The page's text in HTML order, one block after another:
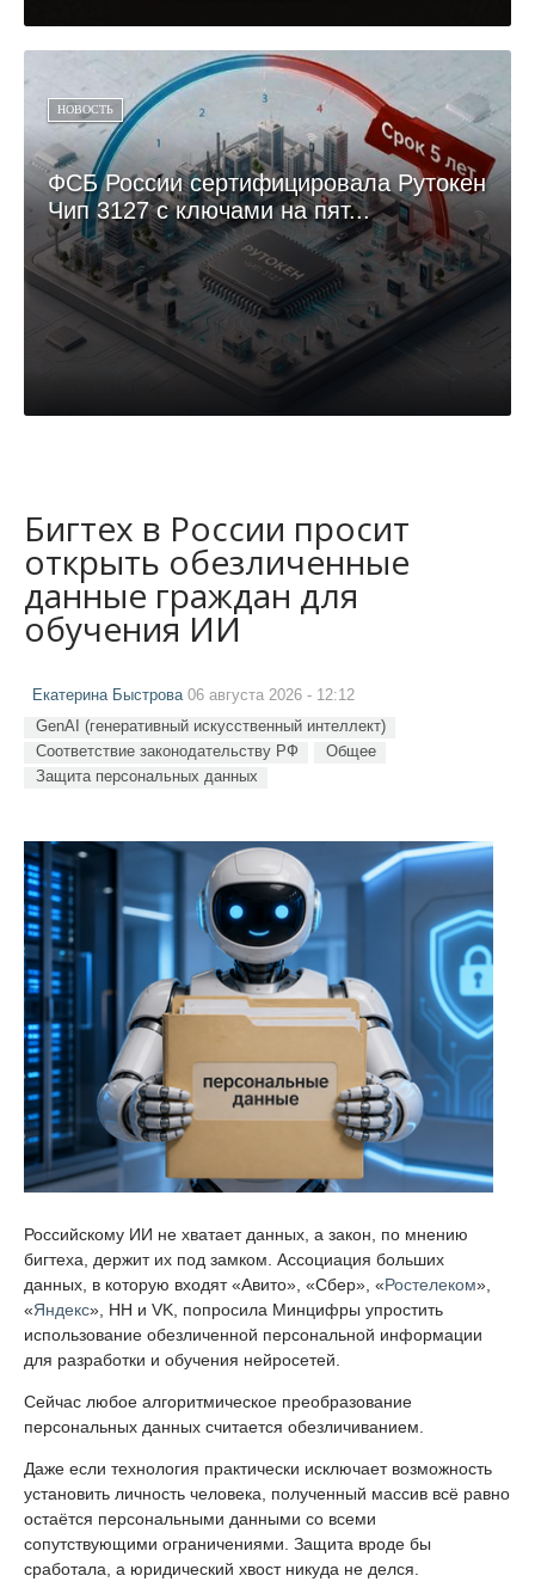
НОВОСТЬ
ФСБ России сертифицировала Рутокен
Чип 3127 с ключами на пят...
Бигтех в России просит
открыть обезличенные
данные граждан для
обучения ИИ
Екатерина Быстрова 06 августа 2026 - 12:12
GenAI (генеративный искусственный интеллект)
Соответствие законодательству РФ
Общее
Защита персональных данных
Российскому ИИ не хватает данных, а закон, по мнению
бигтеха, держит их под замком. Ассоциация больших
данных, в которую входят «Авито», «Сбер», «Ростелеком»,
«Яндекс», HH и VK, попросила Минцифры упростить
использование обезличенной персональной информации
для разработки и обучения нейросетей.
Сейчас любое алгоритмическое преобразование
персональных данных считается обезличиванием.
Даже если технология практически исключает возможность
установить личность человека, полученный массив всё равно
остаётся персональными данными со всеми
сопутствующими ограничениями. Защита вроде бы
сработала, а юридический хвост никуда не делся.